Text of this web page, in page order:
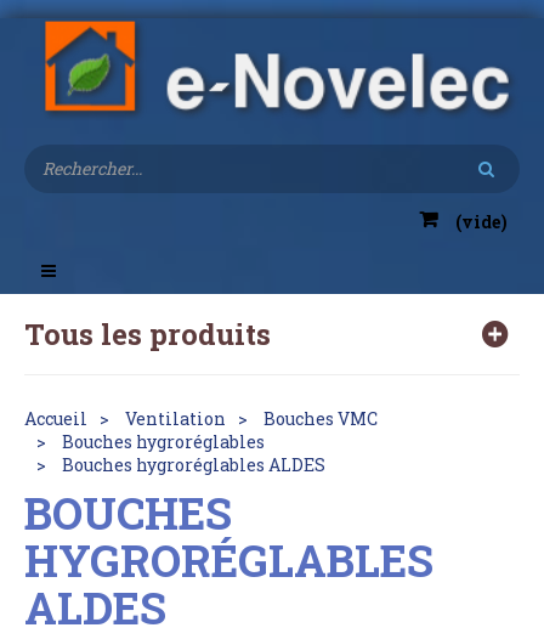
(vide)
Toggle
navigation
Tous les produits
Accueil Ventilation
Bouches VMC
Bouches hygroréglables
Bouches hygroréglables ALDES
BOUCHES
HYGRORÉGLABLES
ALDES